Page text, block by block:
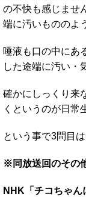
の不快も感じませ
端に汚いもののよ
唾液も口の中にあ
した途端に汚い・
確かにしっくり来
くというのが日常
という事で3問目は
※同放送回のその
NHK「チコちゃ